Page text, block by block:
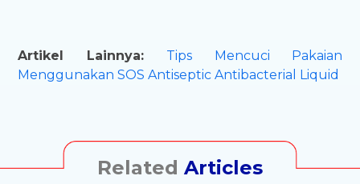
Artikel Lainnya: Tips Mencuci Pakaian
Menggunakan SOS Antiseptic Antibacterial Liquid
Related Articles